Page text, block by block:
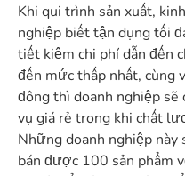
Khi qui trình sản xuất,
nghiệp biết tận dụng tối
tiết kiệm chi phí dẫn đến
đến mức thấp nhất, cùng
đông thì doanh nghiệp sẽ
vụ giá rẻ trong khi chất
Những doanh nghiệp này
bán được 100 sản phẩm